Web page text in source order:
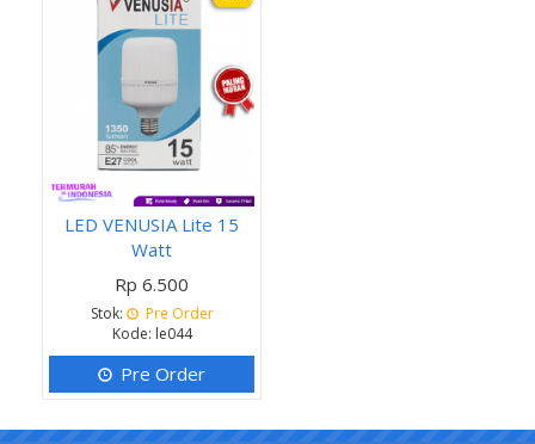
LED VENUSIA Lite 15
Watt
Rp 6.500
Stok:
Pre Order
Kode: le044
Pre Order